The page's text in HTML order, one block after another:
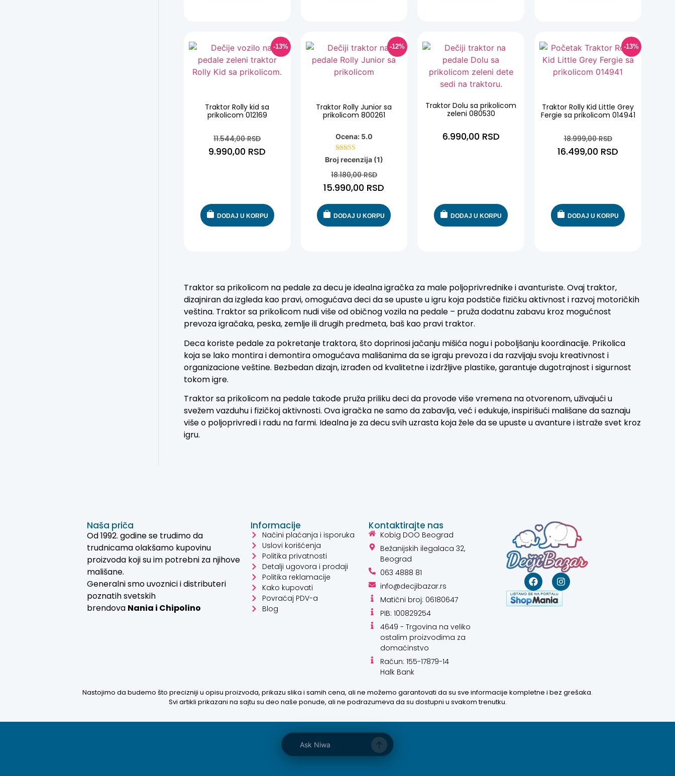
-13%
Traktor Rolly kid sa
prikolicom 012169
11.544,00RSD
9.990,00 RSD
DODAJ U KORPU
-12%
Traktor Rolly Junior sa
prikolicom 800261
Ocena: 5.0
Ocenjeno sa
5.00
od 5
Broj recenzija (1)
18.180,00RSD
15.990,00 RSD
DODAJ U KORPU
Traktor Dolu sa prikolicom
zeleni 080530
6.990,00 RSD
DODAJ U KORPU
-13%
Traktor Rolly Kid Little Grey
Fergie sa prikolicom 014941
18.999,00RSD
16.499,00 RSD
DODAJ U KORPU
Traktor sa prikolicom na pedale za decu je idealna igračka za male poljoprivrednike i avanturiste. Ovaj traktor,
dizajniran da izgleda kao pravi, omogućava deci da se upuste u igru koja podstiče fizičku aktivnost i razvoj motoričkih
veština. Traktor sa prikolicom nudi više od običnog vozila na pedale – pruža dodatnu zabavu kroz mogućnost
prevoza igračaka, peska, zemlje ili drugih predmeta, baš kao pravi traktor.
Deca koriste pedale za pokretanje traktora, što doprinosi jačanju mišića nogu i poboljšanju koordinacije. Prikolica
koja se lako montira i demontira omogućava mališanima da se igraju prevoza i da razvijaju svoju kreativnost i
organizacione veštine. Bezbedan dizajn, izrađen od kvalitetne i izdržljive plastike, garantuje dugotrajnost i sigurnost
tokom igre.
Traktor sa prikolicom na pedale takođe pruža priliku deci da provode više vremena na otvorenom, uživajući u
svežem vazduhu i fizičkoj aktivnosti. Ova igračka ne samo da zabavlja, već i edukuje, inspirišući mališane da saznaju
više o poljoprivredi i radu na farmi. Idealna je za decu svih uzrasta koja žele da se upuste u avanture i istraže svet kroz
igru.
Naša priča
Od 1992. godine se trudimo da
trudnicama olakšamo kupovinu
proizvoda koji su im potrebni za njihove
mališane.
Generalni smo uvoznici i distributeri
poznatih svetskih
brendova Nania i Chipolino
Informacije
Načini plaćanja i isporuka
Uslovi korišćenja
Politika privatnosti
Detalji ugovora i prodaji
Politika reklamacije
Kako kupovati
Povraćaj PDV-a
Blog
Kontaktirajte nas
Kobig DOO Beograd
Bežanijskih ilegalaca 32,
Beograd
063 4888 81
info@decjibazar.rs
Matični broj: 06180647
PIB: 100829254
4649 - Trgovina na veliko
ostalim proizvodima za
domaćinstvo
Račun: 155-17879-14
Halk Bank
Nastojimo da budemo što precizniji u opisu proizvoda, prikazu slika i samih cena, ali ne možemo garantovati da su sve informacije kompletne i bez grešaka.
Svi artikli prikazani na sajtu su deo naše ponude, ali ne podrazumeva da su dostupni u svakom trenutku.
Kako mogu da
Pitajte me šta god
mogu da
pomognem.
Prikaži najnovije
Ask Niwa